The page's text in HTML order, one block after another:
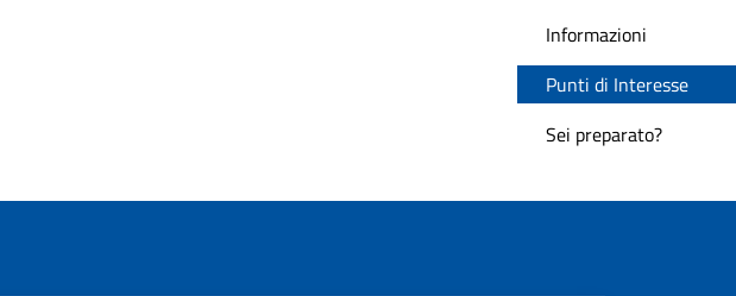
Informazioni
Punti di Interesse
Sei preparato?